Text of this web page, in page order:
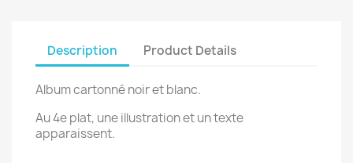
Description Product Details
Album cartonné noir et blanc.
Au 4e plat, une illustration et un texte
apparaissent.